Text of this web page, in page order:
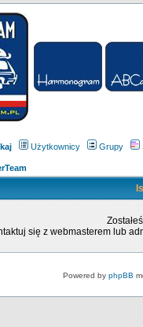
Użytkownicy Grupy
się z webmasterem lub
Powered by phpBB